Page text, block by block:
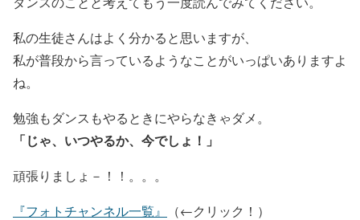
私の生徒さんはよく分かると思いますが、
私が普段から言っているようなことがいっぱいありますよ
ね。
勉強もダンスもやるときにやらなきゃダメ。
「じゃ、いつやるか、今でしょ！」
頑張りましょ－！！。。。
『フォトチャンネル一覧』
（←クリック！）